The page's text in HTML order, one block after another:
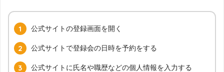
公式サイトの登録画面を開く
公式サイトで登録会の日時を予約をする
公式サイトに氏名や職歴などの個人情報を入力する